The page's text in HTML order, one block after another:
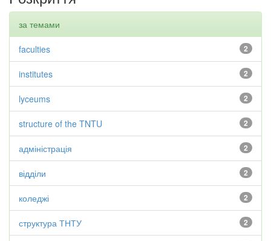
за темами
2
faculties
2
institutes
2
lyceums
2
structure of the TNTU
2
адміністрація
2
відділи
2
коледжі
2
структура ТНТУ